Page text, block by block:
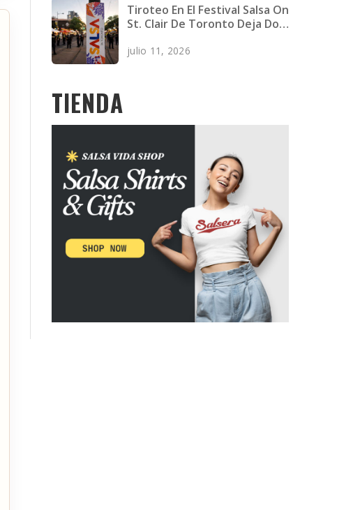
Tiroteo En El Festival Salsa On
St. Clair De Toronto Deja Dos
julio 11, 2026
TIENDA